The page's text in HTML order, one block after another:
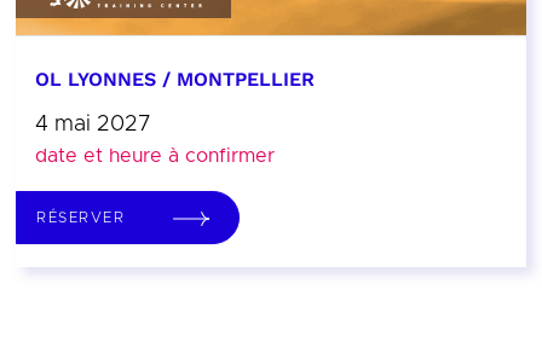
OL LYONNES / MONTPELLIER
4 mai 2027
date et heure à confirmer
RÉSERVER